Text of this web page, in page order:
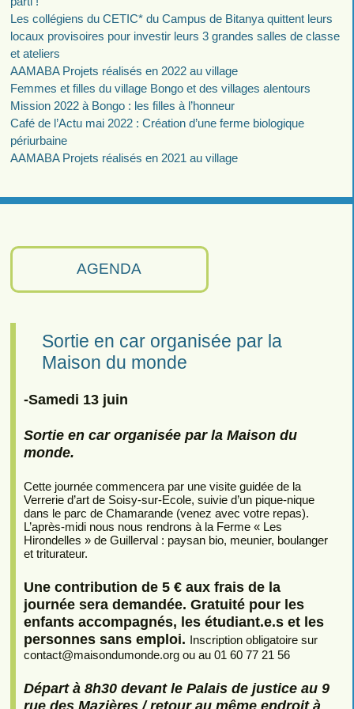
AGENDA
Sortie en car organisée par la
Maison du monde
-Samedi 13 juin
Sortie en car organisée par la Maison du
monde.
Cette journée commencera par une visite guidée de la
Verrerie d’art de Soisy-sur-Ecole, suivie d’un pique-nique
dans le parc de Chamarande (venez avec votre repas).
L’après-midi nous nous rendrons à la Ferme « Les
Hirondelles » de Guillerval : paysan bio, meunier, boulanger
et triturateur.
Une contribution de 5 € aux frais de la
journée sera demandée. Gratuité pour les
enfants accompagnés, les étudiant.e.s et les
personnes sans emploi. Inscription obligatoire sur
contact@maisondumonde.org ou au 01 60 77 21 56
Départ à 8h30 devant le Palais de justice au 9
rue des Mazières / retour au même endroit à
Les collégiens du CETIC* du Campus de Bitanya quittent leurs
locaux provisoires pour investir leurs 3 grandes salles de classe
et ateliers
AAMABA Projets réalisés en 2022 au village
Femmes et filles du village Bongo et des villages alentours
Mission 2022 à Bongo : les filles à l’honneur
Café de l’Actu mai 2022 : Création d’une ferme biologique
périurbaine
AAMABA Projets réalisés en 2021 au village